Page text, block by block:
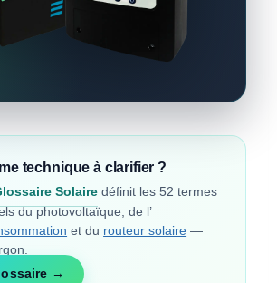
technique à clarifier ?
Solaire définit les 52 termes
du photovoltaïque, de l’
et du routeur solaire —
→